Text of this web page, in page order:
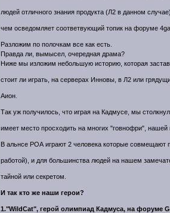
людей отличного знания продукта (Л2 в данном
чем осведомляет соответвующий топик на форуме
Разложим по полочкам все как есть.
Правда ли, вымысел, очередная драма?
Ниже мы изложим небольшую историю, которая
стоит ли играть, на серверах Инновы, в Л2 или
Аион.
Так уж получилось, что играя на Кадмусе, мы
имеет место просходить на многих "говнофри", нашей
В альнсе РОА играют 2 человека которые совмещают
работой), и для большинства людей на нашем
тайной или секретом.
И так кто же наши герои?
1."WildCat", герой олимпиад Кадмуса, на форуме